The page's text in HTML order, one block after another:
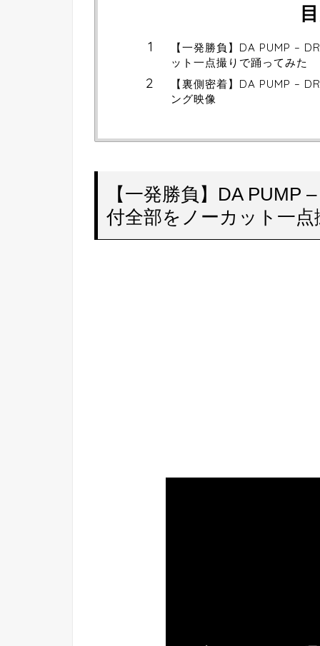
【一発勝負】DA PUMP –
ット一点撮りで踊ってみた
【裏側密着】DA PUMP –
ング映像
【一発勝負】DA PUMP
付全部をノーカット一